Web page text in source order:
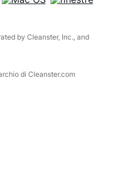
by Cleanster, Inc., and
di Cleanster.com